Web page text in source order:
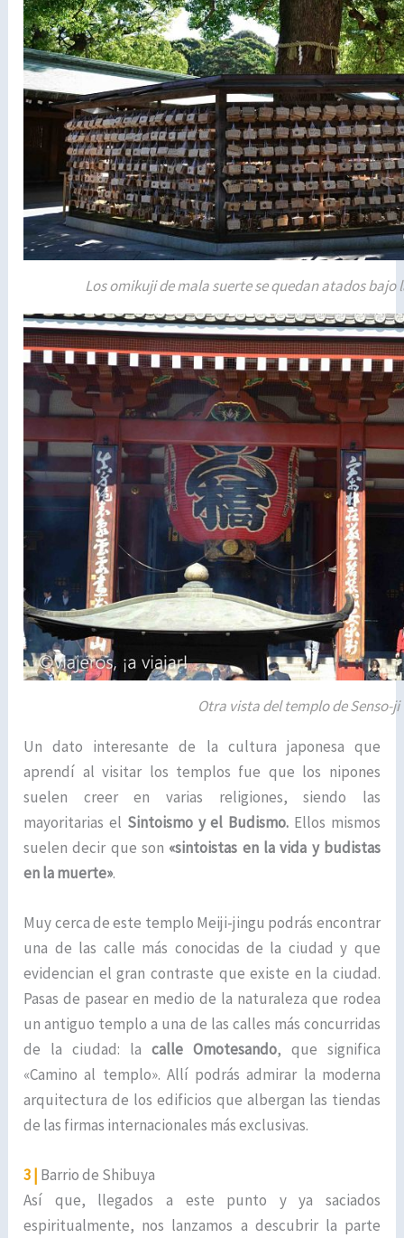
Los omikuji de mala suerte se quedan atados bajo
Otra vista del templo de Senso-ji
Un dato interesante de la cultura japonesa que
aprendí al visitar los templos fue que los nipones
suelen creer en varias religiones, siendo las
mayoritarias el Sintoismo y el Budismo. Ellos mismos
suelen decir que son «sintoistas en la vida y budistas
en la muerte».
Muy cerca de este templo Meiji-jingu podrás encontrar
una de las calle más conocidas de la ciudad y que
evidencian el gran contraste que existe en la ciudad.
Pasas de pasear en medio de la naturaleza que rodea
un antiguo templo a una de las calles más concurridas
de la ciudad: la calle Omotesando, que significa
«Camino al templo». Allí podrás admirar la moderna
arquitectura de los edificios que albergan las tiendas
de las firmas internacionales más exclusivas.
3 | Barrio de Shibuya
Así que, llegados a este punto y ya saciados
espiritualmente, nos lanzamos a descubrir la parte